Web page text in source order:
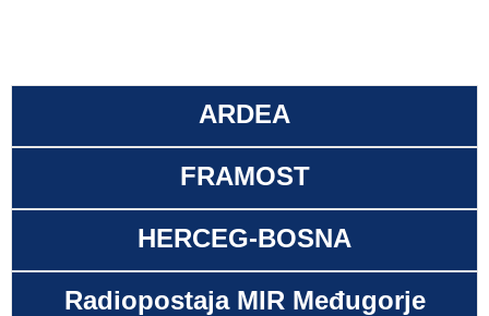
ARDEA
FRAMOST
HERCEG-BOSNA
Radiopostaja MIR Međugorje